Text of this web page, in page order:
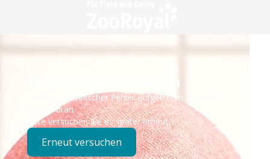
Technisches Problem
Es ist ein technischer Fehler aufgetreten – wir sind
bereits dran.
Bitte versuchen Sie es später erneut.
Erneut versuchen